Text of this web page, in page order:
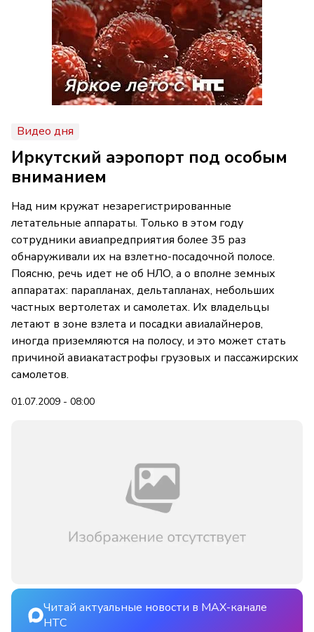
Видео дня
Иркутский аэропорт под особым
вниманием
Над ним кружат незарегистрированные
летательные аппараты. Только в этом году
сотрудники авиапредприятия более 35 раз
обнаруживали их на взлетно-посадочной полосе.
Поясню, речь идет не об НЛО, а о вполне земных
аппаратах: парапланах, дельтапланах, небольших
частных вертолетах и самолетах. Их владельцы
летают в зоне взлета и посадки авиалайнеров,
иногда приземляются на полосу, и это может стать
причиной авиакатастрофы грузовых и пассажирских
самолетов.
01.07.2009 - 08:00
Читай актуальные новости в MAX-канале
НТС